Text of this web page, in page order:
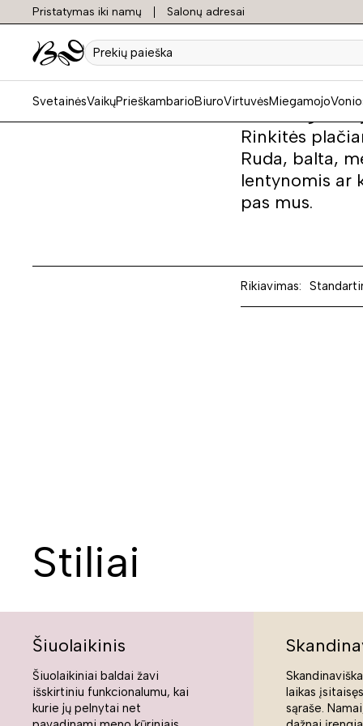
Pristatymas iki namų Salonų adresai
Prekių
paieška
SvetainėsVaikųPrieškambarioBiuroVirtuvėsMiegamojo
Reikalinga
Rinkitės
Ruda, balta,
lentynomis ar
pas mus.
Rikiavimas:
Stiliai
Šiuolaikinis
Šiuolaikiniai baldai žavi
išskirtiniu funkcionalumu, kai
kurie jų pelnytai net
laikas
sąraše.